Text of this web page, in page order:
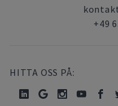
+49
HITTA OSS PÅ: